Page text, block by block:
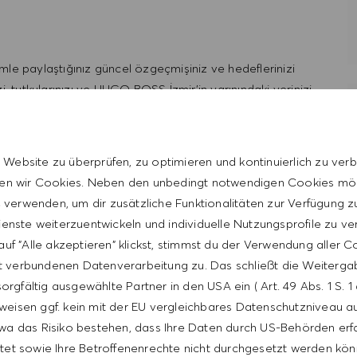
Website zu überprüfen, zu optimieren und kontinuierlich zu
wir Cookies. Neben den unbedingt notwendigen Cookies
um dir zusätzliche Funktionalitäten zur Verfügung
weiterzuentwickeln und individuelle Nutzungsprofile zu
"Alle akzeptieren" klickst, stimmst du der Verwendung aller
verbundenen Datenverarbeitung zu. Das schließt die
ausgewählte Partner in den USA ein ( Art. 49 Abs. 1 S. 1
ggf. kein mit der EU vergleichbares Datenschutzniveau
das Risiko bestehen, dass Ihre Daten durch US-Behörden
sowie Ihre Betroffenenrechte nicht durchgesetzt werden
paylaştığınız güncel özgeçmişiniz ve hedeflerinizi
ve HUGO BOSS İzmir’in yarınındaki yerinizi
için heyecan duyuyoruz.
ve vizyoner yöneticiler için özel olarak
doğrudan bağ kurma ve HUGO BOSS’un global